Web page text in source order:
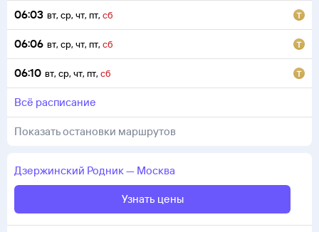
06:03 вт, ср, чт, пт, сб
06:06 вт, ср, чт, пт, сб
06:10 вт, ср, чт, пт, сб
всё расписание
Показать остановки маршрутов
Дзержинский Родник— Москва
Узнать цены